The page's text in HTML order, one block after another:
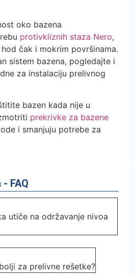
oko bazena
protivkliznih staza Nero,
čak i mokrim površinama.
sistem bazena, pogledajte i
za instalaciju prelivnog
bazen kada nije u
prekrivke za bazene
i smanjuju potrebe za
FAQ
utiče na održavanje nivoa
za prelivne rešetke?